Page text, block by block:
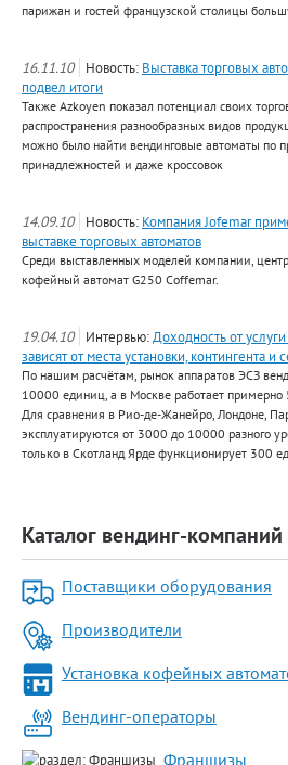
парижан и гостей французской столицы
16.11.10 Новость: Выставка торговых
подвел итоги
Также Azkoyen показал потенциал своих
распространения разнообразных видов
можно было найти вендинговые автоматы по
принадлежностей и даже кроссовок
14.09.10 Новость: Компания Jofemar
выставке торговых автоматов
Среди выставленных моделей компании,
кофейный автомат G250 Coffemar.
19.04.10 Интервью:Доходность от
зависят от места установки, контингента и
По нашим расчётам, рынок аппаратов ЭСЗ
10000 единиц, а в Москве работает примерно
Для сравнения в Рио-де-Жанейро, Лондоне,
эксплуатируются от 3000 до 10000 разного
только в Скотланд Ярде функционирует 300
Каталог вендинг-компаний
Поставщики оборудования
Производители
Установка кофейных
Вендинг-операторы
Франшизы